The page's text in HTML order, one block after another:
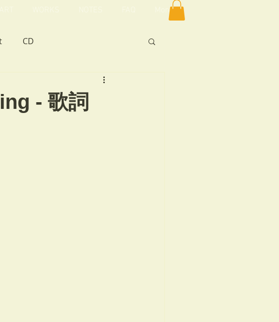
More
CD
たわごと」 未収録曲歌詞
- 歌詞